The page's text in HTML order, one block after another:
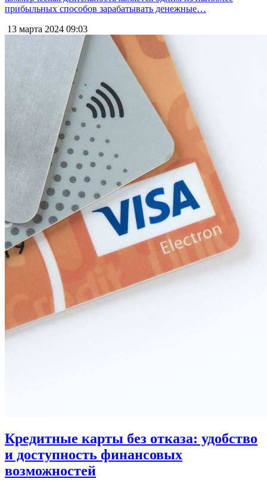
прибыльных способов зарабатывать денежные…
13 марта 2024 09:03
Кредитные карты без отказа: удобство
и доступность финансовых
возможностей